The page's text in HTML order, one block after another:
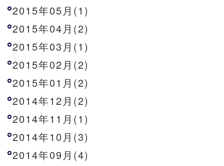
2015年05月(1)
2015年04月(2)
2015年03月(1)
2015年02月(2)
2015年01月(2)
2014年12月(2)
2014年11月(1)
2014年10月(3)
2014年09月(4)